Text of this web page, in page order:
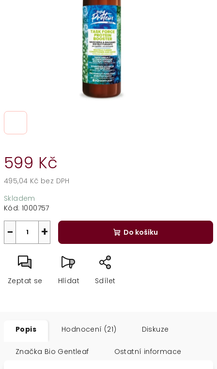
599 Kč
495,04 Kč bez DPH
cena:
Skladem
Kód: 1000757
+
− Do košíku
Zeptat se Hlídat Sdílet
Popis Hodnocení (21) Diskuze
Značka Bio Gentleaf Ostatní informace